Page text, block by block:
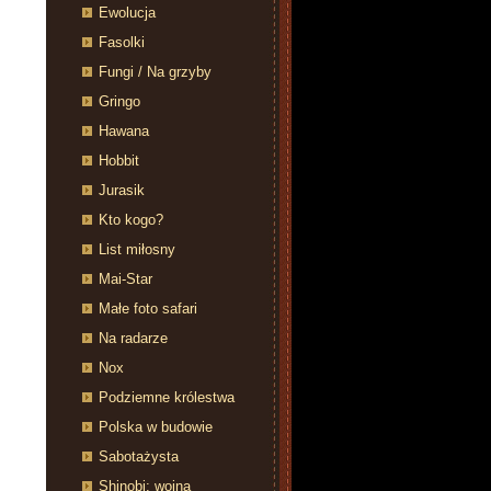
Ewolucja
Fasolki
Fungi / Na grzyby
Gringo
Hawana
Hobbit
Jurasik
Kto kogo?
List miłosny
Mai-Star
Małe foto safari
Na radarze
Nox
Podziemne królestwa
Polska w budowie
Sabotażysta
Shinobi: wojna